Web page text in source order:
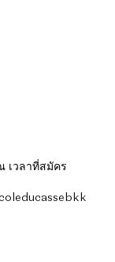
เวลาที่สมัคร